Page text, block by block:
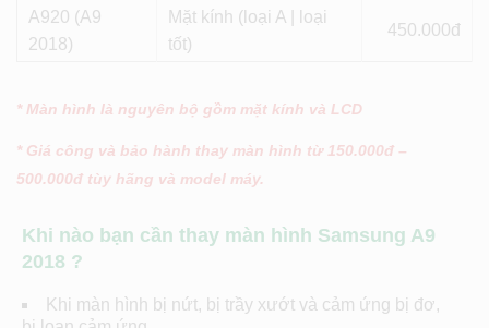
A920 (A9
2018)
Mặt kính (loại A | loại
tốt)
450
* Màn hình là nguyên bộ gồm mặt kính và LCD
* Giá công và bảo hành thay màn hình từ 150.000đ –
500.000đ tùy hãng và model máy.
Khi nào bạn cần thay màn hình Samsung A9
2018 ?
Khi màn hình bị nứt, bị trầy xướt và cảm ứng bị đơ,